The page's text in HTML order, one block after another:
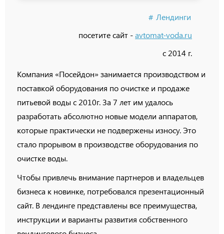
Лендинги
посетите сайт -avtomat-voda.ru
с 2014 г.
Компания «Посейдон» занимается производством и
поставкой оборудования по очистке и продаже
питьевой воды с 2010г. За 7 лет им удалось
разработать абсолютно новые модели аппаратов,
которые практически не подвержены износу. Это
стало прорывом в производстве оборудования по
очистке воды.
Чтобы привлечь внимание партнеров и владельцев
бизнеса к новинке, потребовался презентационный
сайт. В лендинге представлены все преимущества,
инструкции и варианты развития собственного